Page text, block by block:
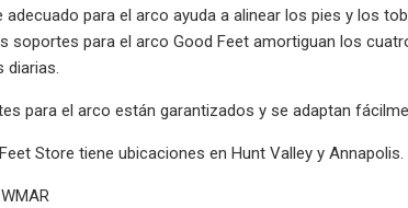
adecuado para el arco ayuda a alinear los pies y los
soportes para el arco Good Feet amortiguan los
diarias.
para el arco están garantizados y se adaptan
Store tiene ubicaciones en Hunt Valley y